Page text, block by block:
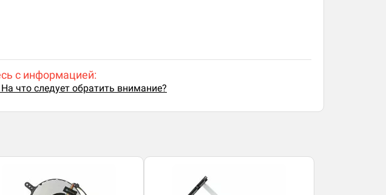
с информацией:
что следует обратить внимание?